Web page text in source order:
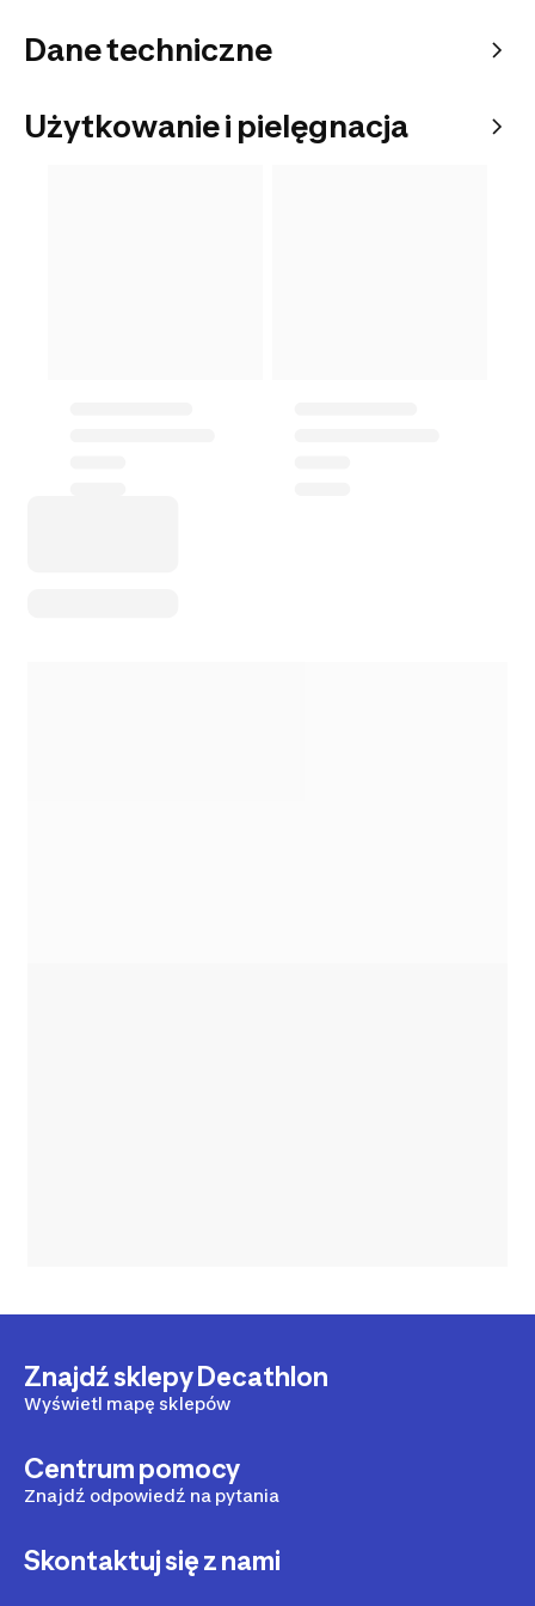
Dane techniczne
Użytkowanie i pielęgnacja
Znajdź sklepy Decathlon
Wyświetl mapę sklepów
Centrum pomocy
Znajdź odpowiedź na pytania
Skontaktuj się z nami